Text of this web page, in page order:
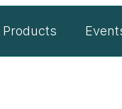
Products